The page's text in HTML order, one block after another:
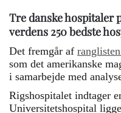
Tre danske hospitaler
verdens 250 bedste
Det fremgår af
som det amerikanske
i samarbejde med
Rigshospitalet indtager
Universitetshospital